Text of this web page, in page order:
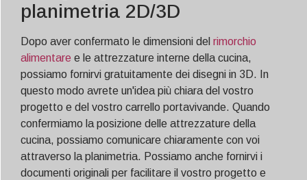
planimetria 2D/3D
Dopo aver confermato le dimensioni del rimorchio
alimentare e le attrezzature interne della cucina,
possiamo fornirvi gratuitamente dei disegni in 3D. In
questo modo avrete un'idea più chiara del vostro
progetto e del vostro carrello portavivande. Quando
confermiamo la posizione delle attrezzature della
cucina, possiamo comunicare chiaramente con voi
attraverso la planimetria. Possiamo anche fornirvi i
documenti originali per facilitare il vostro progetto e